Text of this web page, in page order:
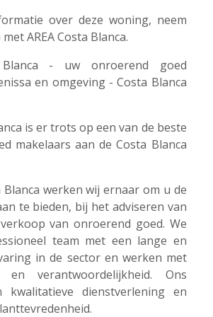
over deze woning, neem
AREA Costa Blanca.
Blanca - uw onroerend goed
en omgeving - Costa Blanca
is er trots op een van de beste
makelaars aan de Costa Blanca
Blanca werken wij ernaar om u de
te bieden, bij het adviseren van
van onroerend goed. We
team met een lange en
in de sector en werken met
en verantwoordelijkheid. Ons
dienstverlening en